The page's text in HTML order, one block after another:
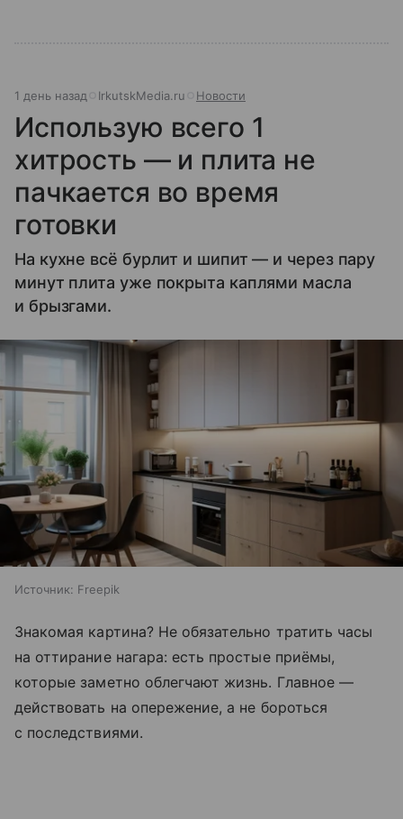
1 день назад IrkutskMedia.ru Новости
Использую всего 1
хитрость — и плита не
пачкается во время
готовки
На кухне всё бурлит и шипит — и через пару
минут плита уже покрыта каплями масла
и брызгами.
Источник: Freepik
Знакомая картина? Не обязательно тратить часы
на оттирание нагара: есть простые приёмы,
которые заметно облегчают жизнь. Главное —
действовать на опережение, а не бороться
с последствиями.